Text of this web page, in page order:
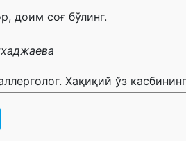
доим соғ бўлинг.
Хақиқий ўз